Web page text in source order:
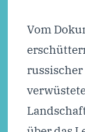
Vom